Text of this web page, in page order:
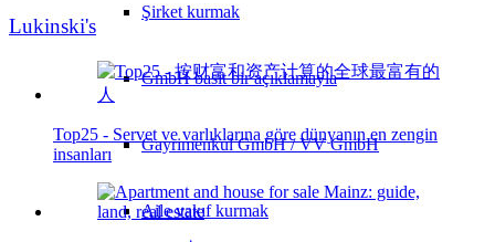
Şirket kurmak
GmbH basit bir açıklamayla
Gayrimenkul GmbH / VV GmbH
Aile vakıf kurmak
Lukinski's
Top25 - Servet ve varlıklarına göre dünyanın en zengin
insanları